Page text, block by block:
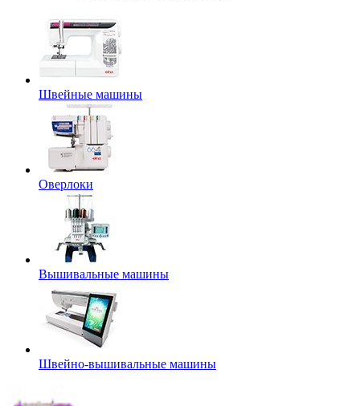
Швейные машины
Оверлоки
Вышивальные машины
Швейно-вышивальные машины